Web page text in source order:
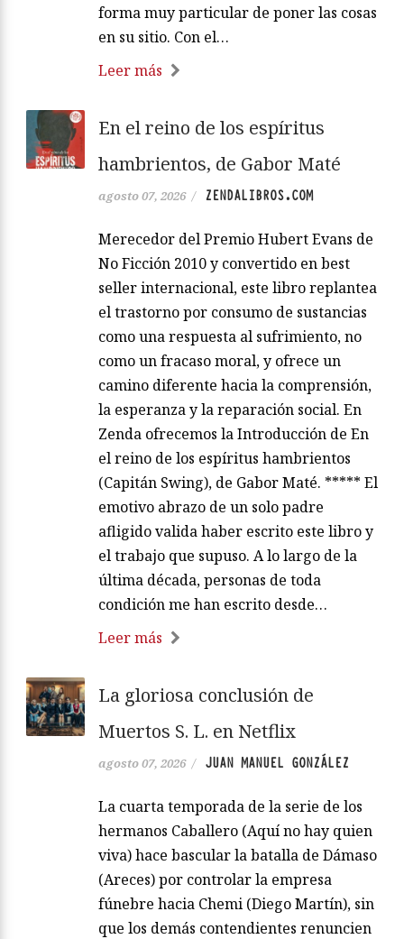
forma muy particular de poner las cosas
en su sitio. Con el…
Leer más
En el reino de los espíritus
hambrientos, de Gabor Maté
agosto 07, 2026 / ZENDALIBROS.COM
Merecedor del Premio Hubert Evans de
No Ficción 2010 y convertido en best
seller internacional, este libro replantea
el trastorno por consumo de sustancias
como una respuesta al sufrimiento, no
como un fracaso moral, y ofrece un
camino diferente hacia la comprensión,
la esperanza y la reparación social. En
Zenda ofrecemos la Introducción de En
el reino de los espíritus hambrientos
(Capitán Swing), de Gabor Maté. ***** El
emotivo abrazo de un solo padre
afligido valida haber escrito este libro y
el trabajo que supuso. A lo largo de la
última década, personas de toda
condición me han escrito desde…
Leer más
La gloriosa conclusión de
Muertos S. L. en Netflix
agosto 07, 2026 / JUAN MANUEL GONZÁLEZ
La cuarta temporada de la serie de los
hermanos Caballero (Aquí no hay quien
viva) hace bascular la batalla de Dámaso
(Areces) por controlar la empresa
fúnebre hacia Chemi (Diego Martín), sin
que los demás contendientes renuncien